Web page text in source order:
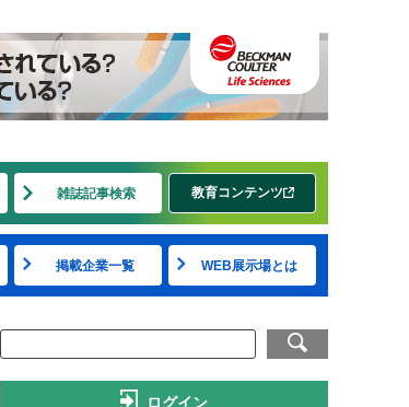
雑誌記事検索 教育コンテンツ
掲載企業一覧 WEB展示場とは
ログイン